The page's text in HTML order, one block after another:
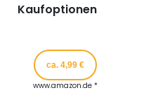
Kaufoptionen
ca. 4,99 €
www.amazon.de *